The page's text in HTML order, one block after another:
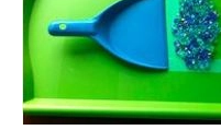
dell'ambiente
a 3
anni